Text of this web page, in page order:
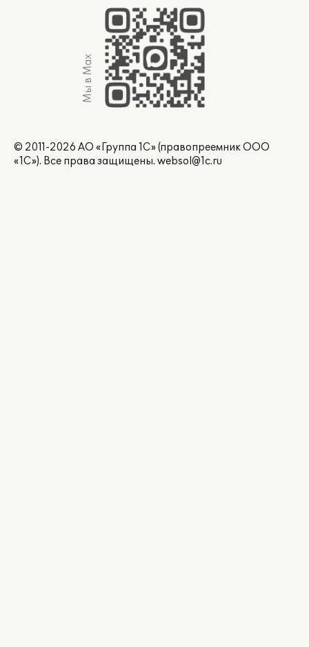
Мы в Max
© 2011-2026 АО «Группа 1С» (правопреемник ООО
«1С»). Все права защищены. websol@1c.ru